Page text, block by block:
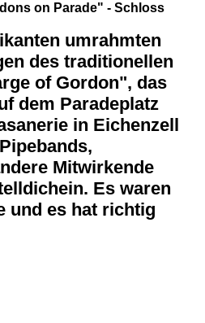
on Parade" - Schloss
umrahmten
des traditionellen
of Gordon", das
dem Paradeplatz
in Eichenzell
Mitwirkende
Es waren
und es hat richtig